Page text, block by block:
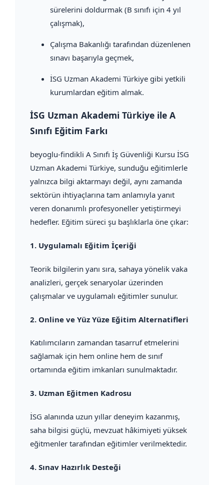
sürelerini doldurmak (B sınıfı için 4 yıl
çalışmak),
Çalışma Bakanlığı tarafından düzenlenen
sınavı başarıyla geçmek,
İSG Uzman Akademi Türkiye gibi yetkili
kurumlardan eğitim almak.
İSG Uzman Akademi Türkiye ile A
Sınıfı Eğitim Farkı
beyoglu-findikli A Sınıfı İş Güvenliği Kursu İSG
Uzman Akademi Türkiye, sunduğu eğitimlerle
yalnızca bilgi aktarmayı değil, aynı zamanda
sektörün ihtiyaçlarına tam anlamıyla yanıt
veren donanımlı profesyoneller yetiştirmeyi
hedefler. Eğitim süreci şu başlıklarla öne çıkar:
1. Uygulamalı Eğitim İçeriği
Teorik bilgilerin yanı sıra, sahaya yönelik vaka
analizleri, gerçek senaryolar üzerinden
çalışmalar ve uygulamalı eğitimler sunulur.
2. Online ve Yüz Yüze Eğitim Alternatifleri
Katılımcıların zamandan tasarruf etmelerini
sağlamak için hem online hem de sınıf
ortamında eğitim imkanları sunulmaktadır.
3. Uzman Eğitmen Kadrosu
İSG alanında uzun yıllar deneyim kazanmış,
saha bilgisi güçlü, mevzuat hâkimiyeti yüksek
eğitmenler tarafından eğitimler verilmektedir.
4. Sınav Hazırlık Desteği